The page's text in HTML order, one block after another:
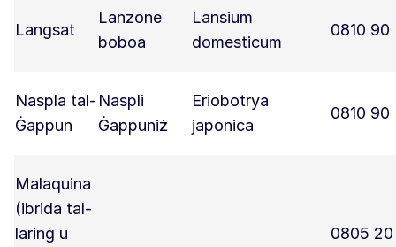
Langsat
Lanzone
boboa
Lansium
domesticum
0810 90
Naspla tal-
Ġappun
Naspli
Ġappuniż
Eriobotrya
japonica
0810 90
Malaquina
(ibrida tal-
larinġ u
0805 20